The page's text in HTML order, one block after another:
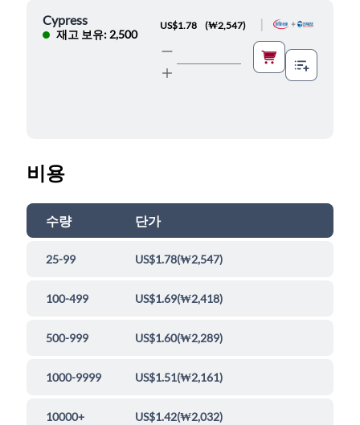
Cypress
재고 보유: 2,500
US$1.78 (₩2,547)
비용
수량 단가
25-99 US$1.78(₩2,547)
100-499 US$1.69(₩2,418)
500-999 US$1.60(₩2,289)
1000-9999 US$1.51(₩2,161)
10000+ US$1.42(₩2,032)